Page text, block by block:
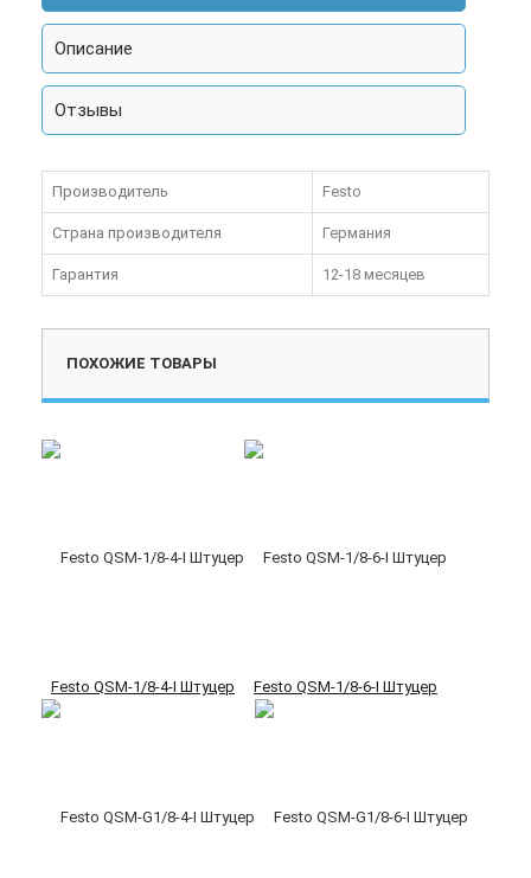
Описание
Отзывы
Производитель Festo
Страна производителя Германия
Гарантия 12-18 месяцев
ПОХОЖИЕ ТОВАРЫ
Festo QSM-1/8-4-I Штуцер Festo QSM-1/8-6-I Штуцер